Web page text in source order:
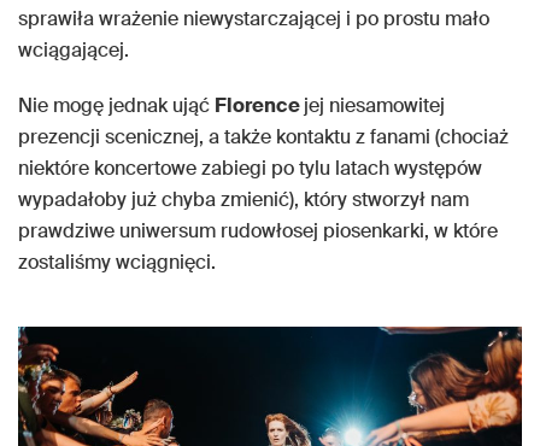
sprawiła wrażenie niewystarczającej i po prostu mało
wciągającej.
Nie mogę jednak ująć Florencejej niesamowitej
prezencji scenicznej, a także kontaktu z fanami (chociaż
niektóre koncertowe zabiegi po tylu latach występów
wypadałoby już chyba zmienić), który stworzył nam
prawdziwe uniwersum rudowłosej piosenkarki, w które
zostaliśmy wciągnięci.